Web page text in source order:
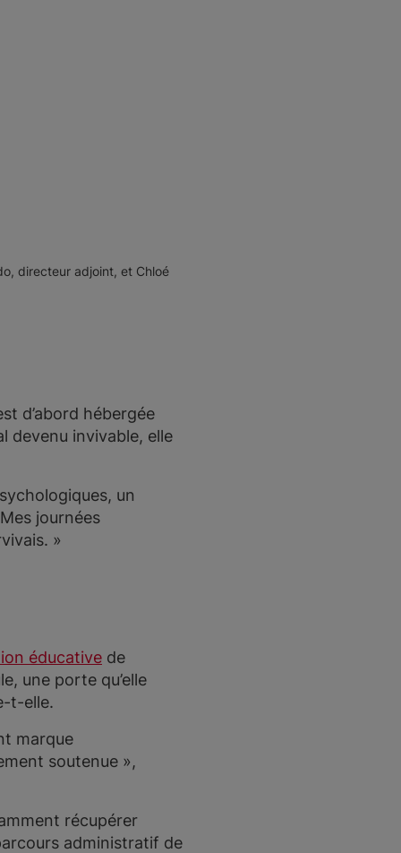
directeur adjoint, et Chloé
d’abord hébergée
devenu invivable, elle
un
journées
»
éducative de
une porte qu’elle
t-elle.
marque
soutenue »,
récupérer
administratif de